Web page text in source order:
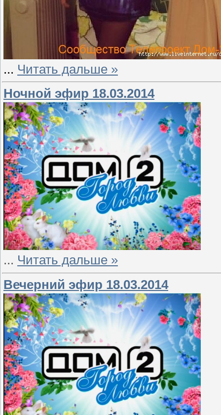
... Читать дальше »
Ночной эфир 18.03.2014
... Читать дальше »
Вечерний эфир 18.03.2014